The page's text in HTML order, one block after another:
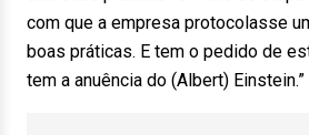
com que a empresa protocolasse
boas práticas. E tem o pedido de
tem a anuência do (Albert) Einstein.”